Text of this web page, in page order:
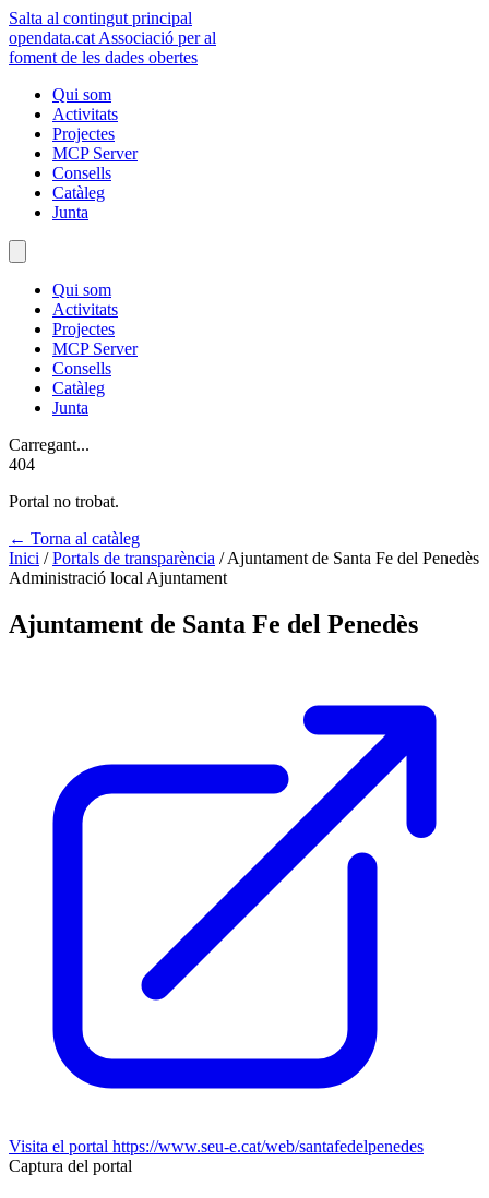
Salta al contingut principal
opendata.cat Associació per al
foment de les dades obertes
Qui som
Activitats
Projectes
MCP Server
Consells
Catàleg
Junta
Qui som
Activitats
Projectes
MCP Server
Consells
Catàleg
Junta
Carregant...
404
Portal no trobat.
← Torna al catàleg
Inici / Portals de transparència / Ajuntament de Santa Fe del Penedès
Administració local Ajuntament
Ajuntament de Santa Fe del Penedès
Visita el portal https://www.seu-e.cat/web/santafedelpenedes
Captura del portal